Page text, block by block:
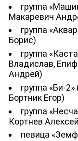
группа
Макаревич
группа
Борис)
группа
Владислав,
Андрей)
группа «Би-
Бортник Егор)
группа
Кортнев
певица